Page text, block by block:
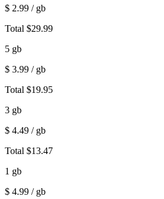
$ 2.99 / gb
Total $29.99
5 gb
$ 3.99 / gb
Total $19.95
3 gb
$ 4.49 / gb
Total $13.47
1 gb
$ 4.99 / gb